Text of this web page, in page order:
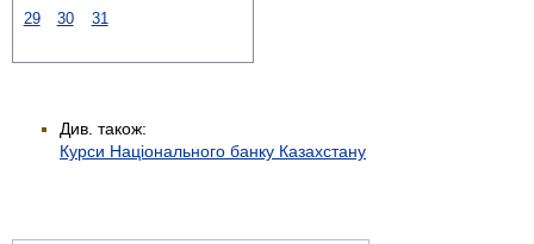
29
30 31
Див. також:
Курси Національного банку Казахстану